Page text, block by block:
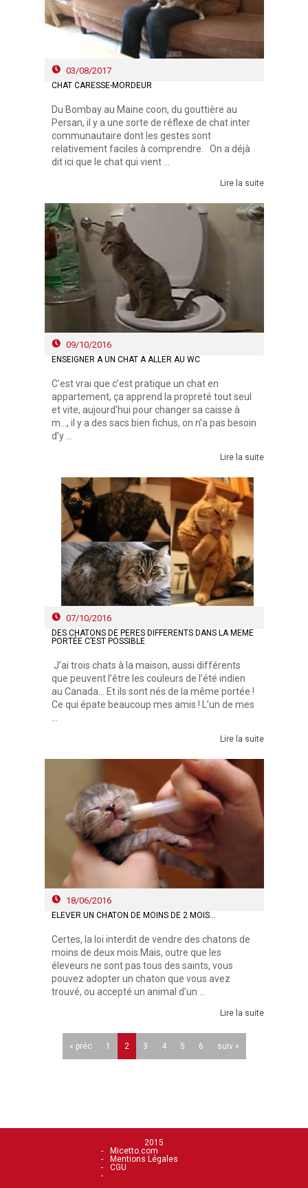
03/08/2017
CHAT CARESSÉ-MORDEUR
Du Bombay au Maine coon, du gouttière au
Persan, il y a une sorte de réflexe de chat inter
communautaire dont les gestes sont
relativement faciles à comprendre. On a déjà
dit ici que le chat qui vient ...
Lire la suite
09/10/2016
ENSEIGNER À UN CHAT À ALLER AU WC
C’est vrai que c’est pratique un chat en
appartement, ça apprend la propreté tout seul
et vite, aujourd’hui pour changer sa caisse à
m…, il y a des sacs bien fichus, on n’a pas besoin
d’y ...
Lire la suite
07/10/2016
DES CHATONS DE PÈRES DIFFÉRENTS DANS LA MÊME
PORTÉE C’EST POSSIBLE
J’ai trois chats à la maison, aussi différents
que peuvent l’être les couleurs de l’été indien
au Canada… Et ils sont nés de la même portée !
Ce qui épate beaucoup mes amis ! L’un de mes
...
Lire la suite
18/06/2016
ELEVER UN CHATON DE MOINS DE 2 MOIS…
Certes, la loi interdit de vendre des chatons de
moins de deux mois.Mais, outre que les
éleveurs ne sont pas tous des saints, vous
pouvez adopter un chaton que vous avez
trouvé, ou accepté un animal d’un ...
Lire la suite
« préc 1 2 3 4 5 6 suiv »
2015
Micetto.com
Mentions Légales
CGU